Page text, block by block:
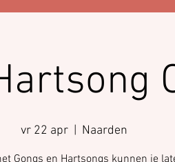
vr 22 apr
  |
Naarden
Gongs en Hartsongs kunnen je